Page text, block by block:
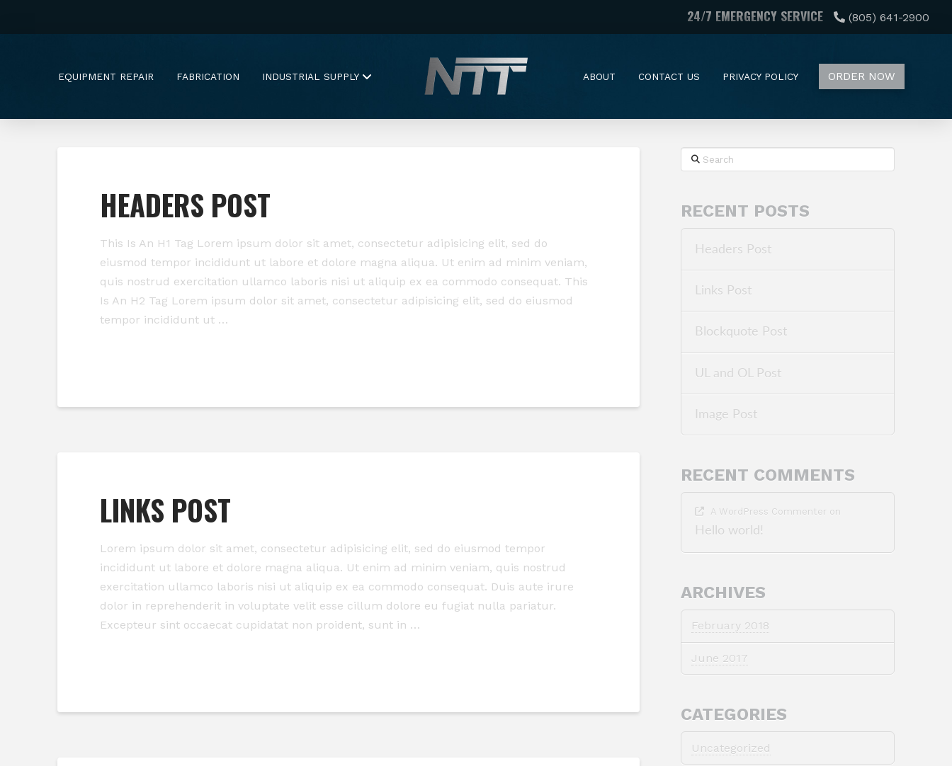
24/7 EMERGENCY SERVICE (805) 641-2900
EQUIPMENT REPAIR FABRICATION INDUSTRIAL SUPPLY ABOUT CONTACT US PRIVACY POLICY ORDER NOW
HEADERS POST
This Is An H1 Tag Lorem ipsum dolor sit amet, consectetur adipisicing elit, sed do
eiusmod tempor incididunt ut labore et dolore magna aliqua. Ut enim ad minim veniam,
quis nostrud exercitation ullamco laboris nisi ut aliquip ex ea commodo consequat. This
Is An H2 Tag Lorem ipsum dolor sit amet, consectetur adipisicing elit, sed do eiusmod
tempor incididunt ut …
LINKS POST
Lorem ipsum dolor sit amet, consectetur adipisicing elit, sed do eiusmod tempor
incididunt ut labore et dolore magna aliqua. Ut enim ad minim veniam, quis nostrud
exercitation ullamco laboris nisi ut aliquip ex ea commodo consequat. Duis aute irure
dolor in reprehenderit in voluptate velit esse cillum dolore eu fugiat nulla pariatur.
Excepteur sint occaecat cupidatat non proident, sunt in …
Search
RECENT POSTS
Headers Post
Links Post
Blockquote Post
UL and OL Post
Image Post
RECENT COMMENTS
A WordPress Commenteron
Hello world!
ARCHIVES
February 2018
June 2017
CATEGORIES
Uncategorized